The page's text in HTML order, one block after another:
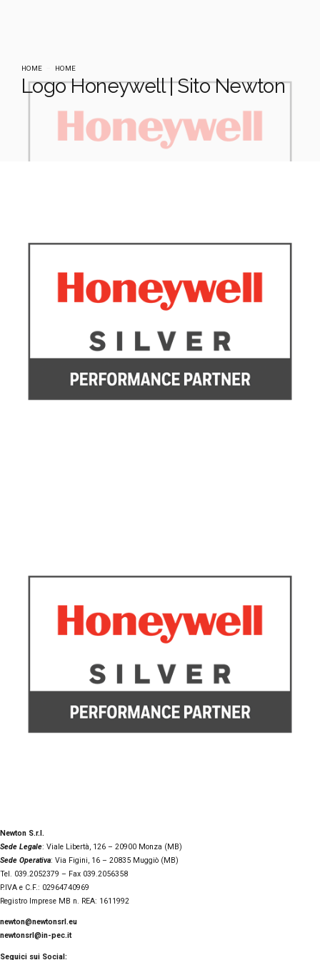
HOME HOME
Logo Honeywell | Sito Newton
Newton S.r.l.
Sede Legale: Viale Libertà, 126 – 20900 Monza (MB)
Sede Operativa: Via Figini, 16 – 20835 Muggiò (MB)
Tel. 039.2052379 – Fax 039.2056358
P.IVA e C.F.: 02964740969
Registro Imprese MB n. REA: 1611992
newton@newtonsrl.eu
newtonsrl@in-pec.it
Seguici sui Social: